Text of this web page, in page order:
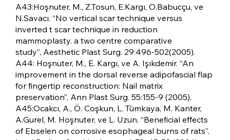
A43:Hoşnuter, M., Z.Tosun, E.Kargı, O.Babucçu, ve
N.Savacı. “No vertical scar technique versus
inverted t scar technique in reduction
mammoplasty. a two centre comparative
study”, Aesthetic Plast Surg. 29:496-502(2005).
A44: Hoşnuter, M., E. Kargı, ve A. Işıkdemir. “An
improvement in the dorsal reverse adipofascial flap
for fingertip reconstruction: Nail matrix
preservation”, Ann Plast Surg. 55:155-9 (2005).
A45:Ocakcı, A., Ö. Coşkun, L. Tümkaya, M. Kanter,
A.Gurel, M. Hoşnuter, ve L. Uzun. “Beneficial effects
of Ebselen on corrosive esophageal burns of rats”.